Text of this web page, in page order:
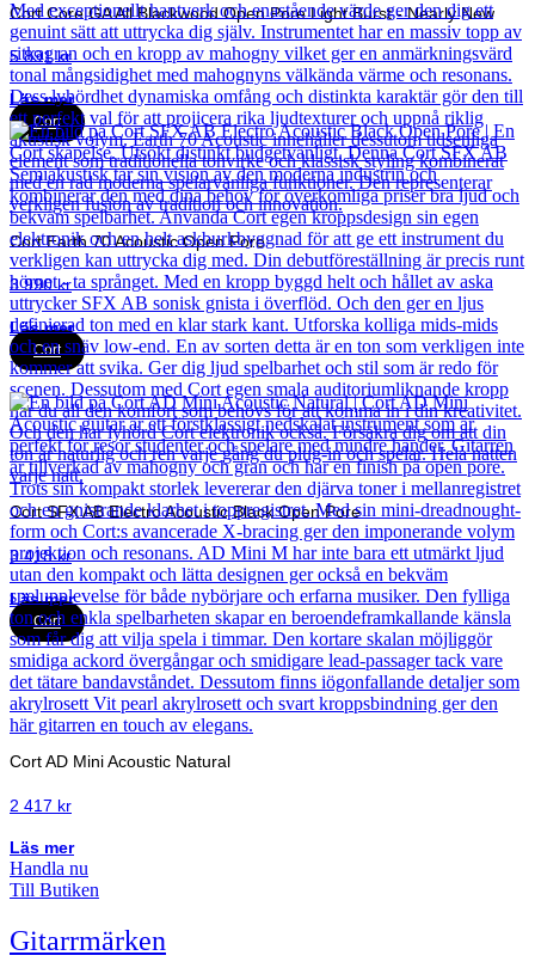
Cort Core GA All Blackwood Open Pore Light Burst - Nearly New
5 891kr
Läs mer
Cort
Cort Earth 70 Acoustic Open Pore
3 990kr
Läs mer
Cort
Cort SFX AB Electro Acoustic Black Open Pore
3 418kr
Läs mer
Cort
Cort AD Mini Acoustic Natural
2 417 kr
Läs mer
Handla nu
Till Butiken
Gitarrmärken